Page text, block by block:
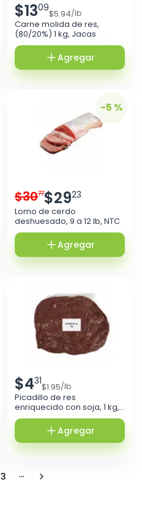
$1309$5.94/lb
Carne molida de res,
(80/20%) 1 kg, Jacas
Agregar
-5 %
$3077$2923
Lomo de cerdo
deshuesado, 9 a 12 lb, NTC
Agregar
$431$1.95/lb
Picadillo de res
enriquecido con soja, 1 kg,
Jacas
Agregar
3 More pages